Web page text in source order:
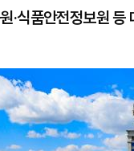
·식품안전정보원